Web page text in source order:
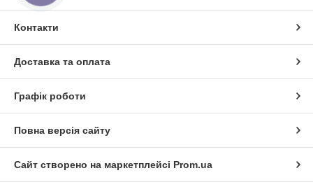
Контакти
Доставка та оплата
Графік роботи
Повна версія сайту
Сайт створено на маркетплейсі Prom.ua